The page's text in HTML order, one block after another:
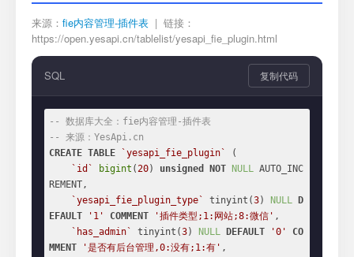
来源： fie内容管理-插件表 | 链接：
https://open.yesapi.cn/tablelist/yesapi_fie_plugin.html
SQL 复制代码
-- 数据库大全：fie内容管理-插件表
-- 来源：YesApi.cn
CREATE TABLE `yesapi_fie_plugin`
(
`id`
bigint (20) unsigned NOT NULL AUTO_INC
REMENT,
`yesapi_fie_plugin_type`
tinyint(3) NULL
D
EFAULT
'1' COMMENT '插件类型;1:网站;8:微信' ,
`has_admin`
tinyint(3) NULL DEFAULT '0'
CO
MMENT
'是否有后台管理,0:没有;1:有' ,